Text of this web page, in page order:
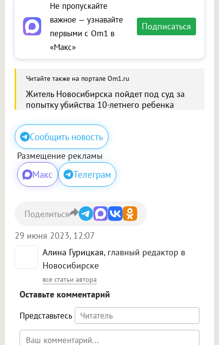
Не пропускайте
важное — узнавайте
первыми с Om1 в
«Макс»
Подписаться
Читайте также на портале Om1.ru
Житель Новосибирска пойдет под суд за
попытку убийства 10-летнего ребенка
Сообщить новость
Размещение рекламы
Макс Телеграм
Алина Гурицкая, главный редактор в
Новосибирске
все статьи автора
29 июня 2023, 12:07
Поделиться
Оставьте комментарий
Представьтесь